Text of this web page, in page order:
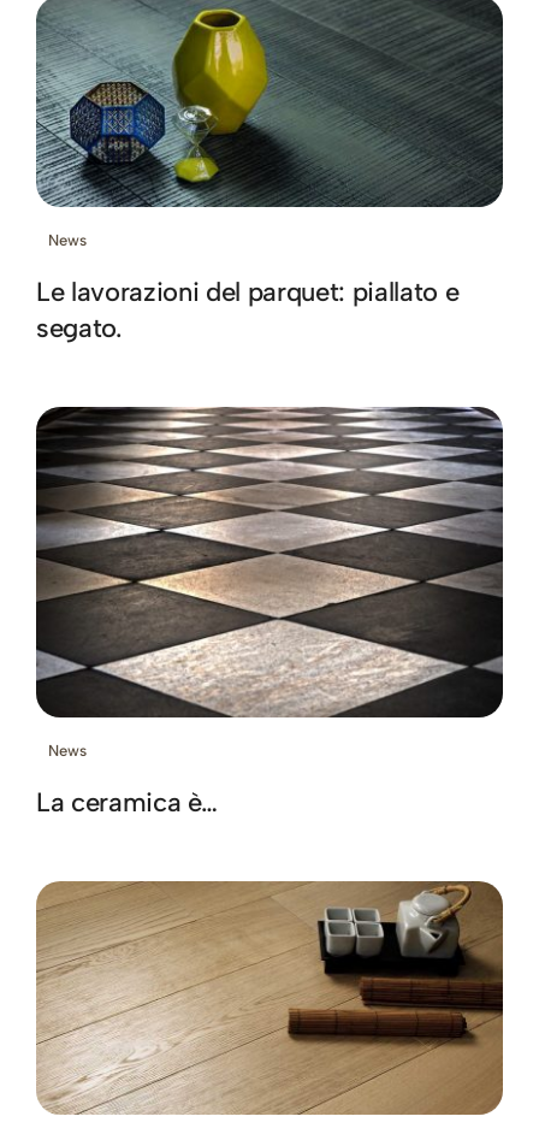
News
Le lavorazioni del parquet: piallato e
segato.
News
La ceramica è…